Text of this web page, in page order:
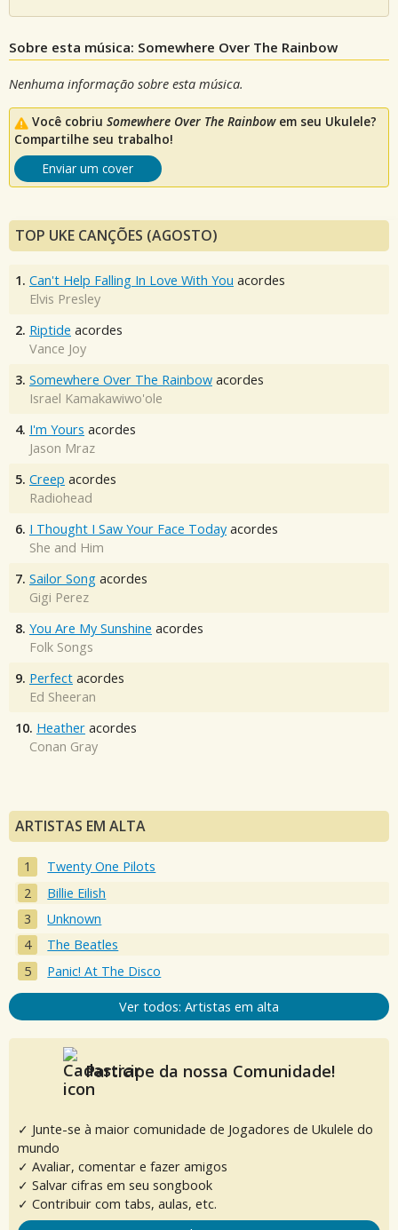
Sobre esta música: Somewhere Over The Rainbow
Nenhuma informação sobre esta música.
Você cobriu Somewhere Over The Rainbowem seu Ukulele?
Compartilhe seu trabalho!
Enviar um cover
TOP UKE CANÇÕES (AGOSTO)
1. Can't Help Falling In Love With You acordes
Elvis Presley
2. Riptide acordes
Vance Joy
3. Somewhere Over The Rainbow acordes
Israel Kamakawiwo'ole
4. I'm Yours acordes
Jason Mraz
5. Creep acordes
Radiohead
6. I Thought I Saw Your Face Today acordes
She and Him
7. Sailor Song acordes
Gigi Perez
8. You Are My Sunshine acordes
Folk Songs
9. Perfect acordes
Ed Sheeran
10. Heather acordes
Conan Gray
ARTISTAS EM ALTA
Twenty One Pilots
Billie Eilish
Unknown
The Beatles
Panic! At The Disco
Ver todos: Artistas em alta
Participe da nossa Comunidade!
✓ Junte-se à maior comunidade de Jogadores de Ukulele do
mundo
✓ Avaliar, comentar e fazer amigos
✓ Salvar cifras em seu songbook
✓ Contribuir com tabs, aulas, etc.